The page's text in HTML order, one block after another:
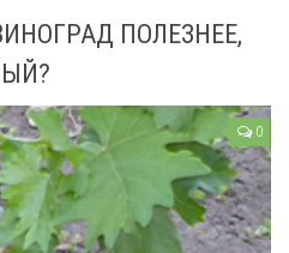
ПОЛЕЗНЕЕ,
0